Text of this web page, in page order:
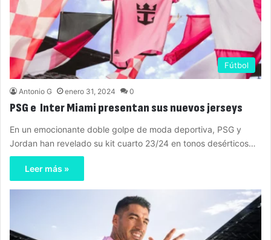
Fútbol
Antonio G enero 31, 2024 0
PSG e Inter Miami presentan sus nuevos jerseys
En un emocionante doble golpe de moda deportiva, PSG y
Jordan han revelado su kit cuarto 23/24 en tonos desérticos…
Leer más »